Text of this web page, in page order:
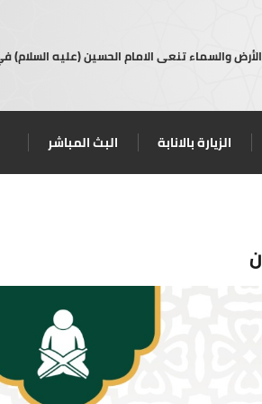
الأرض والسماء تنعى الامام الحسين (عليه السلام)
الزيارة بالانابة البث المباشر